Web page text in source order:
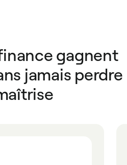
gagnent
jamais perdre